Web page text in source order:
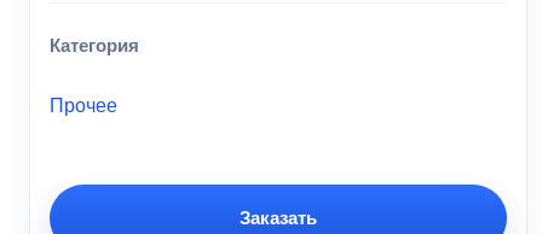
Категория
Прочее
Заказать